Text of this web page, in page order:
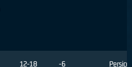
12-18 -6
Persico